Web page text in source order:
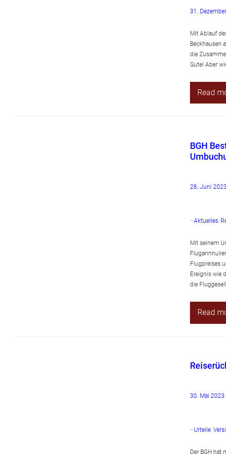
31.
Mit Ablauf
Beckhausen
die
Gute! Aber
Read
BGH
28. Juni 2023
–Aktuelles,
Mit seinem
Flugpreises
Ereignis wie
die
Read
30. Mai 2023
–Urteile,
Der BGH hat